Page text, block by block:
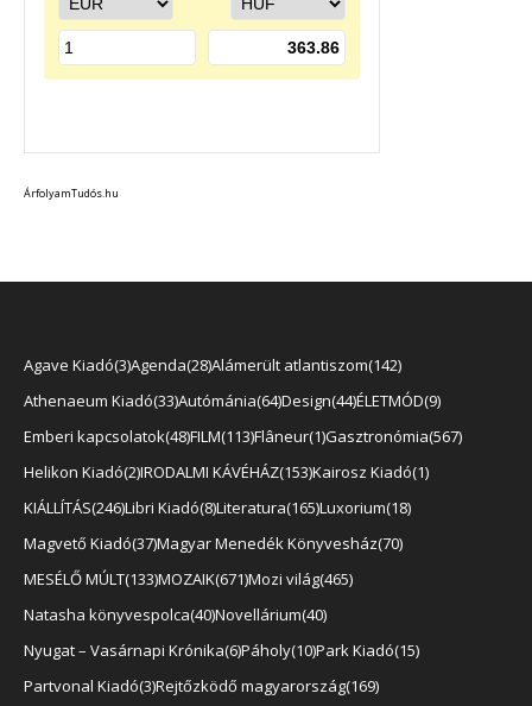
ÁrfolyamTudós.hu
Agave Kiadó 3 Agenda 28Alámerült atlantiszom 142
Athenaeum Kiadó 33 Autómánia 64Design 44ÉLETMÓD 9
Emberi kapcsolatok 48FILM 113 Flâneur 1 Gasztronómia 567
Helikon Kiadó 2 IRODALMI KÁVÉHÁZ 153 Kairosz Kiadó 1
KIÁLLÍTÁS 246Libri Kiadó 8Literatura 165 Luxorium 18
Magvető Kiadó 37Magyar Menedék Könyvesház 70
MESÉLŐ MÚLT 133 MOZAIK 671 Mozi világ 465
Natasha könyvespolca 40Novellárium 40
Nyugat – Vasárnapi Krónika 6Páholy 10Park Kiadó 15
Partvonal Kiadó 3 Rejtőzködő magyarország 169